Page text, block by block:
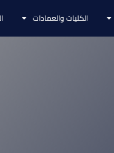
الكليات والعمادات